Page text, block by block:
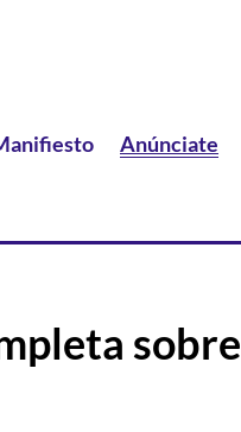
Anúnciate
sobre